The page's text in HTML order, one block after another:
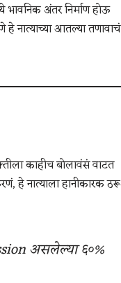
भावनिक अंतर निर्माण होऊ
नात्याच्या आतल्या तणावाचं
काहीच बोलावंसं वाटत
हे नात्याला हानीकारक ठरू
असलेल्या ६०%